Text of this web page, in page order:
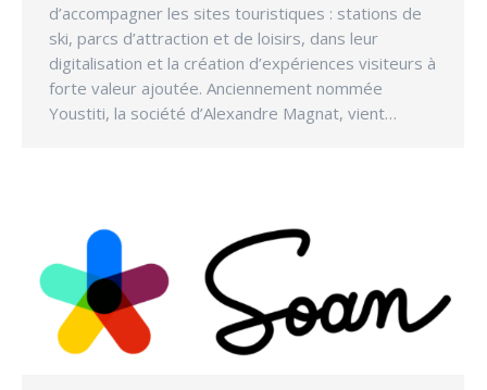
d’accompagner les sites touristiques : stations de
ski, parcs d’attraction et de loisirs, dans leur
digitalisation et la création d’expériences visiteurs à
forte valeur ajoutée. Anciennement nommée
Youstiti, la société d’Alexandre Magnat, vient…